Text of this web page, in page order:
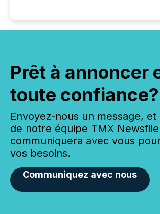
Prêt à annoncer
toute confiance?
Envoyez-nous un message,
de notre équipe TMX Newsfile
communiquera avec vous
vos besoins.
Communiquez avec nous